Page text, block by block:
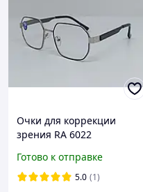
Очки для коррекции
зрения RA 6022
Готово к отправке
5.0 (1)